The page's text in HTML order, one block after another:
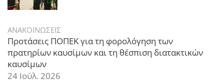
ΑΝΑΚΟΙΝΩΣΕΙΣ
Προτάσεις ΠΟΠΕΚ για τη φορολόγηση των
πρατηρίων καυσίμων και τη θέσπιση διατακτικών
καυσίμων
24 Ιούλ. 2026